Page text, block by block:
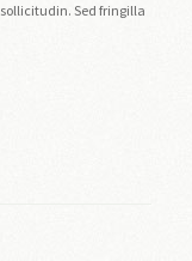
Sed fringilla